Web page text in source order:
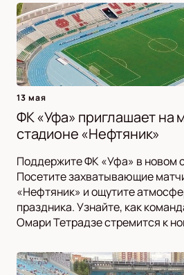
13 мая
ФК «Уфа» приглашает на
стадионе «Нефтяник»
Поддержите ФК «Уфа» в новом
Посетите захватывающие
«Нефтяник» и ощутите
праздника. Узнайте, как
Омари Тетрадзе стремится к